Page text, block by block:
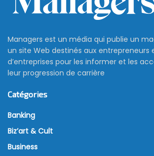
Managers est un média qui publie un
un site Web destinés aux entrepreneurs
d’entreprises pour les informer et les
leur progression de carrière
Catégories
Banking
Biz’art & Cult
Business